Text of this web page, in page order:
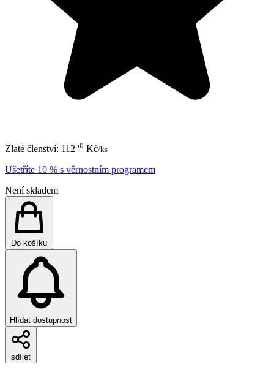
Zlaté členství: 11250 Kč/ks
Ušetříte 10 % s věrnostním programem
Není skladem
Do košíku
Hlídat dostupnost
sdílet